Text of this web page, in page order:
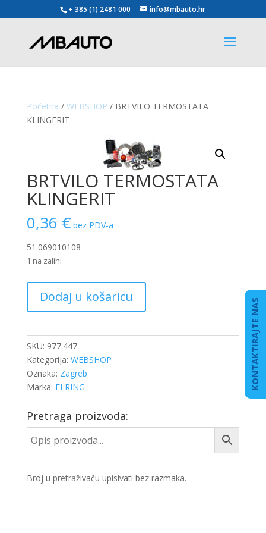
+ 385 (1) 2481 000 info@mbauto.hr
Početna / WEBSHOP / BRTVILO TERMOSTATA
KLINGERIT
BRTVILO TERMOSTATA
KLINGERIT
0,36 € bez PDV-a
51.069010108
1 na zalihi
TERMOSTATA
KLINGERIT
Dodaj u košaricu
SKU: 977.447
Kategorija: WEBSHOP
Oznaka: Zagreb
Marka: ELRING
Pretraga proizvoda:
Broj u pretraživaču upisivati bez razmaka.
KONTAKTIRAJTE NAS